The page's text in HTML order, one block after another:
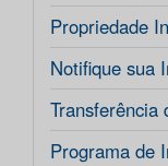
Propriedade
Notifique sua
Transferência
Programa de